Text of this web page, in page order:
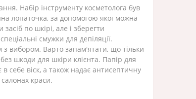
Набір інструменту косметолога був
лопаточка, за допомогою якої можна
по шкірі, але і зберегти
смужки для депіляції.
вибором. Варто запам'ятати, що тільки
шкоди для шкіри клієнта. Папір для
себе віск, а також надає антисептичну
краси.